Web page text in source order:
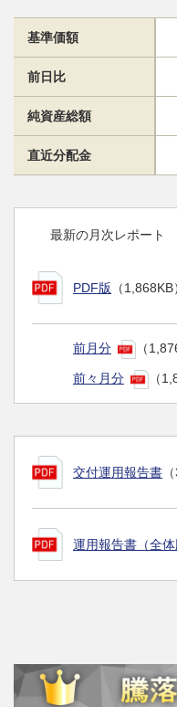
基準価額
前日比
純資産総額
直近分配金
最新の月次レポート
PDF版 （1,868KB
前月分 （
前々月分 （
交付運用報告書
運用報告書（全体